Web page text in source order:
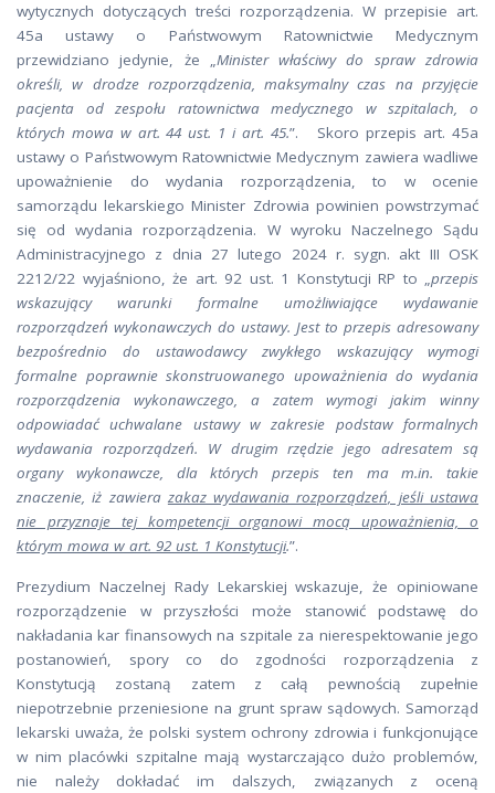
wytycznych dotyczących treści rozporządzenia. W przepisie art.
45a ustawy o Państwowym Ratownictwie Medycznym
przewidziano jedynie, że „Minister właściwy do spraw zdrowia
określi, w drodze rozporządzenia, maksymalny czas na przyjęcie
pacjenta od zespołu ratownictwa medycznego w szpitalach, o
których mowa w art. 44 ust. 1 i art. 45.”. Skoro przepis art. 45a
ustawy o Państwowym Ratownictwie Medycznym zawiera wadliwe
upoważnienie do wydania rozporządzenia, to w ocenie
samorządu lekarskiego Minister Zdrowia powinien powstrzymać
się od wydania rozporządzenia. W wyroku Naczelnego Sądu
Administracyjnego z dnia 27 lutego 2024 r. sygn. akt III OSK
2212/22 wyjaśniono, że art. 92 ust. 1 Konstytucji RP to „przepis
wskazujący warunki formalne umożliwiające wydawanie
rozporządzeń wykonawczych do ustawy. Jest to przepis adresowany
bezpośrednio do ustawodawcy zwykłego wskazujący wymogi
formalne poprawnie skonstruowanego upoważnienia do wydania
rozporządzenia wykonawczego, a zatem wymogi jakim winny
odpowiadać uchwalane ustawy w zakresie podstaw formalnych
wydawania rozporządzeń. W drugim rzędzie jego adresatem są
organy wykonawcze, dla których przepis ten ma m.in. takie
znaczenie, iż zawiera zakaz wydawania rozporządzeń, jeśli ustawa
nie przyznaje tej kompetencji organowi mocą upoważnienia, o
którym mowa w art. 92 ust. 1 Konstytucji.”.
Prezydium Naczelnej Rady Lekarskiej wskazuje, że opiniowane
rozporządzenie w przyszłości może stanowić podstawę do
nakładania kar finansowych na szpitale za nierespektowanie jego
postanowień, spory co do zgodności rozporządzenia z
Konstytucją zostaną zatem z całą pewnością zupełnie
niepotrzebnie przeniesione na grunt spraw sądowych. Samorząd
lekarski uważa, że polski system ochrony zdrowia i funkcjonujące
w nim placówki szpitalne mają wystarczająco dużo problemów,
nie należy dokładać im dalszych, związanych z oceną